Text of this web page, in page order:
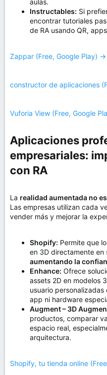
aulas.
Instructables: Si
encontrar tutoriales
de RA usando QR,
Zappar (Free, Google Play) →
constructor de aplicaciones
Vuforia View (Free, Google
Aplicaciones
empresariales:
con RA​
La realidad aumentada no
Las empresas utilizan cada
vender más y mejorar la
Shopify: Permite que
en 3D directamente en
aumentando la
Enhance: Ofrece
assets 2D en modelos
usuario
app ni hardware
Augment – 3D
productos, comparar
espacio real,
arquitectura.
Shopify, tu tienda online